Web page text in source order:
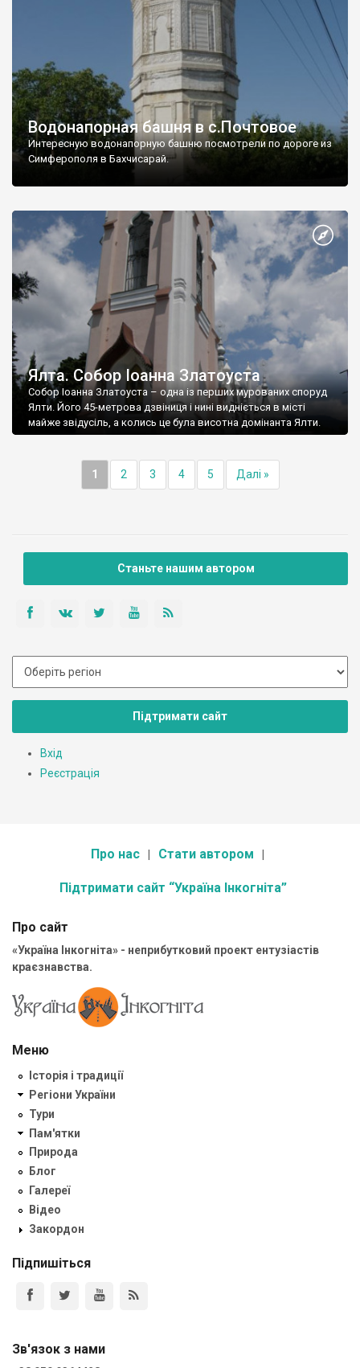
Водонапорная башня в с.Почтовое
Интересную водонапорную башню посмотрели по дороге из
Симферополя в Бахчисарай.
Ялта. Собор Іоанна Златоуста
Собор Іоанна Златоуста – одна із перших мурованих споруд
Ялти. Його 45-метрова дзвіниця і нині видніється в місті
майже звідусіль, а колись це була висотна домінанта Ялти.
1 2 3 4 5 Далі »
Станьте нашим автором
Підтримати сайт
Вхід
Реєстрація
Про нас Стати автором
Підтримати сайт “Україна Інкогніта”
Про сайт
«Україна Інкогніта» - неприбутковий проект ентузіастів
краєзнавства.
Меню
Історія і традиції
Регіони України
Тури
Пам'ятки
Природа
Блог
Галереї
Відео
Закордон
Підпишіться
Зв'язок з нами